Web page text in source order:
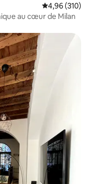
Note
4,96 (310)
au cœur de Milan